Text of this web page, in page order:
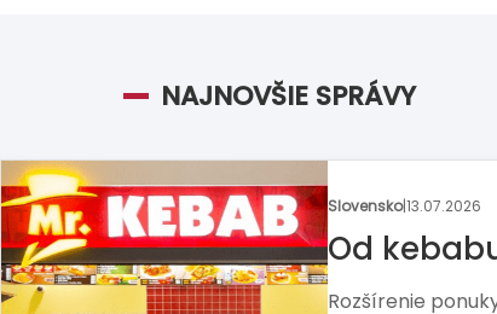
NAJNOVŠIE SPRÁVY
Zahraničie|02.07.2026
Muž,
preberá